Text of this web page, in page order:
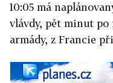
10:05 má
vlávdy, pět minut po
armády, z Francie